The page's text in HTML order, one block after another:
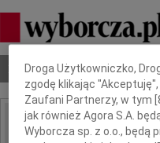
Nekrologi Odeszli
IMIĘ I NAZWISKO:
Dbamy o Twoją prywatność
Droga Użytkowniczko,
zgodę klikając
Zaufani Partnerzy, w tym [
jak również Agora S.A.
Wyborcza sp. z o.o., będą